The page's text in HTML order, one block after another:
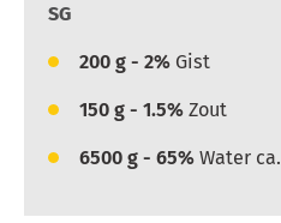
SG
200 g - 2% Gist
150 g - 1.5% Zout
6500 g - 65% Water ca.